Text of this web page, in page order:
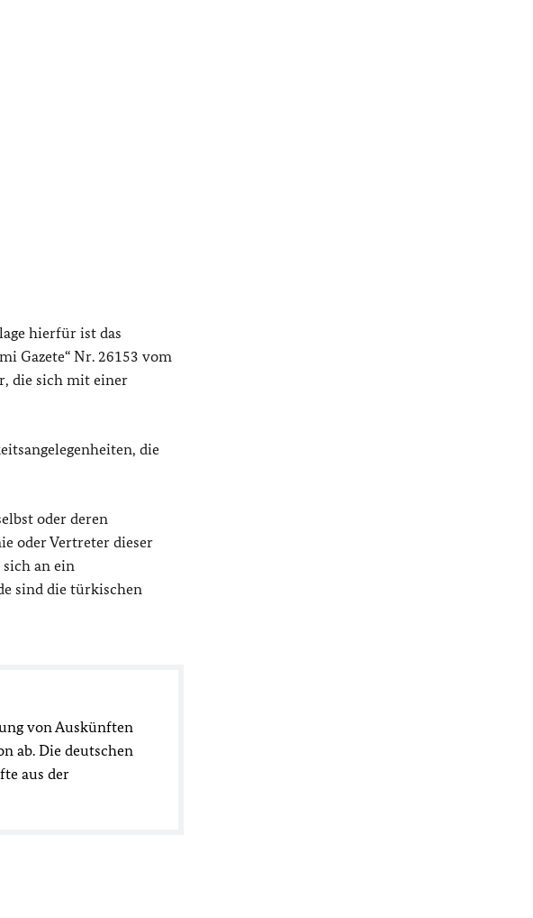
hierfür ist das
Gazete“ Nr. 26153 vom
die sich mit einer
die
oder deren
oder Vertreter dieser
an ein
sind die türkischen
von Auskünften
ab. Die deutschen
aus der